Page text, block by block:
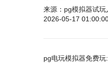
来源： pg模拟器试玩
2026-05-17
pg电玩模拟器免费玩: